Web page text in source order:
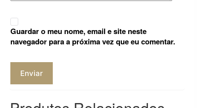
Guardar o meu nome, email e site neste
navegador para a próxima vez que eu comentar.
Enviar